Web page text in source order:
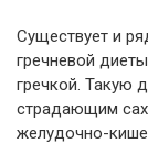
Существует и
гречневой
гречкой. Такую
страдающим
желудочно-